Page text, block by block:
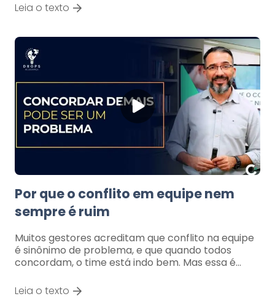
Leia o texto
Por que o conflito em equipe nem
sempre é ruim
Muitos gestores acreditam que conflito na equipe
é sinônimo de problema, e que quando todos
concordam, o time está indo bem. Mas essa é…
Leia o texto